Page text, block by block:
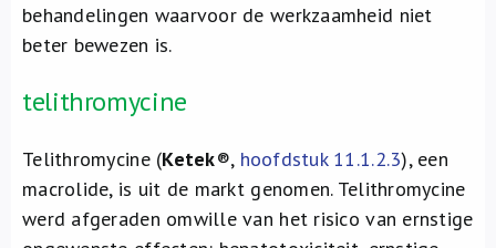
behandelingen waarvoor de werkzaamheid niet
beter bewezen is.
telithromycine
Telithromycine (Ketek®, hoofdstuk 11.1.2.3), een
macrolide, is uit de markt genomen. Telithromycine
werd afgeraden omwille van het risico van ernstige